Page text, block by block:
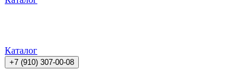
Каталог
+7 (910) 307-00-08